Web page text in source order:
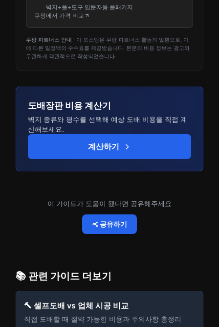
벽지+풀+도구 입문자용 풀패키지
쿠팡에서 가격 비교
쿠팡 파트너스 안내 · 이 포스팅은 쿠팡 파트너스 활동의 일환으로, 이
에 따른 일정액의 수수료를 제공받습니다. 본문의 비용 정보는 광고와
무관하게 객관적으로 작성되었습니다.
도배장판 비용 계산기
벽지 종류와 평수를 선택해 예상 도배 비용을 직접 계
산해보세요.
계산하기
이 가이드가 도움이 됐다면 공유해주세요
공유하기
📚 관련 가이드 더보기
🔨 셀프도배 vs 업체 시공 비교
직접 도배할 때 절약 가능한 비용과 주의사항 총정리